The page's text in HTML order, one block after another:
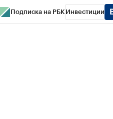
Подписка на РБК Инвестиции